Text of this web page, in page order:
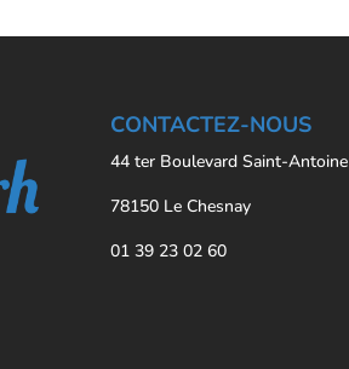
CONTACTEZ-NOUS
44 ter Boulevard Saint-Antoine
78150 Le Chesnay
01 39 23 02 60